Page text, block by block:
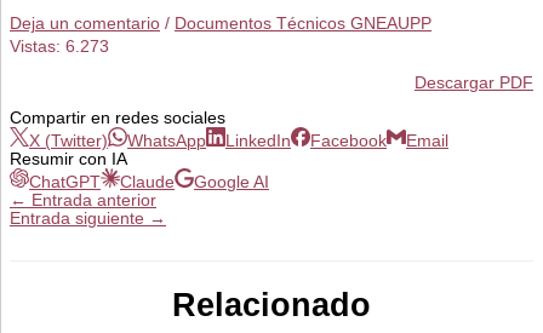
Deja un comentario / Documentos Técnicos GNEAUPP
Vistas: 6.273
Descargar PDF
Compartir en redes sociales
X (Twitter)
WhatsApp LinkedIn Facebook
Email
Resumir con IA
ChatGPT
Claude
Google AI
← Entrada anterior
Entrada siguiente →
Relacionado